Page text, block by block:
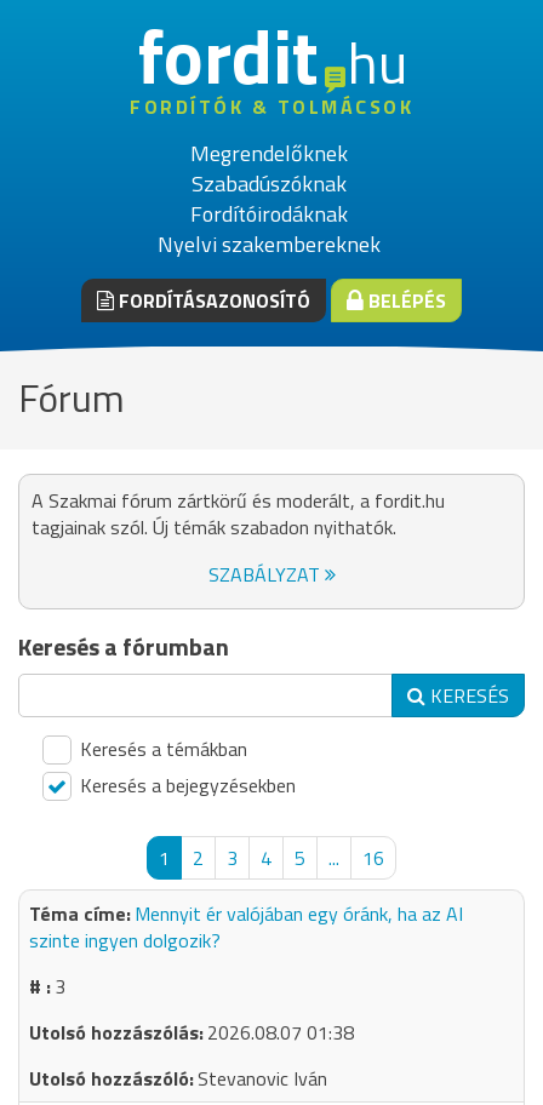
fordithu
FORDÍTÓK & TOLMÁCSOK
Megrendelőknek
Szabadúszóknak
Fordítóirodáknak
Nyelvi szakembereknek
FORDÍTÁSAZONOSÍTÓ BELÉPÉS
Fórum
A Szakmai fórum zártkörű és moderált, a fordit.hu
tagjainak szól. Új témák szabadon nyithatók.
SZABÁLYZAT
Keresés a fórumban
KERESÉS
Keresés a témákban
Keresés a bejegyzésekben
1 2 3 4 5 ...
16
Mennyit ér valójában egy óránk, ha az AI
szinte ingyen dolgozik?
3
2026.08.07 01:38
Stevanovic Iván